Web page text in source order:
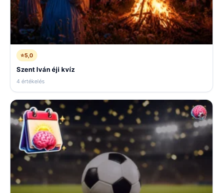
⭐5,0
Szent Iván éji kvíz
4 értékelés